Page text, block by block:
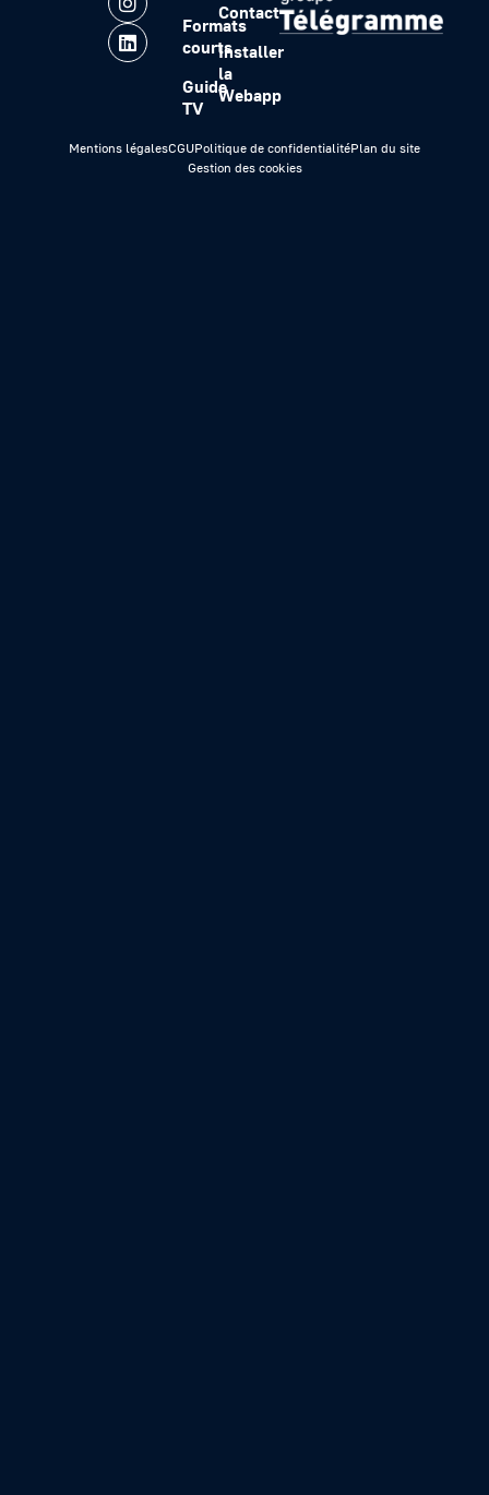
Formats
courts
Guide
TV
Contact
Installer
la
Webapp
Mentions légalesCGUPolitique de confidentialitéPlan du site
Gestion des cookies